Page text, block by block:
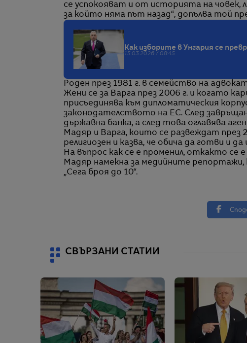
се успокояват и от историята на човек,
за който няма път назад“, допълва той
Как изборите в Унгария се
15.03.2026 / 08:45
Роден през 1981 г. в семейство на
Жени се за Варга през 2006 г. и когато
присъединява към дипломатическия
законодателството на ЕС. След
държавна банка, а след това оглавява
Мадяр и Варга, които се развеждат през
религиозен и казва, че обича да готви и
На въпрос как се е променил, откакто се
Мадяр намекна за медийните репортажи,
„Сега броя до 10“.
СВЪРЗАНИ СТАТИИ